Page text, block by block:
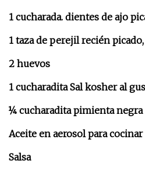
1 cucharada. dientes de ajo
1 taza de perejil recién
2 huevos
1 cucharadita Sal kosher al
¼ cucharadita pimienta negra
Aceite en aerosol para cocinar
Salsa